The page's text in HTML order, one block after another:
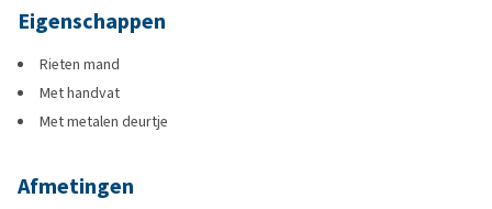
Eigenschappen
Rieten mand
Met handvat
Met metalen deurtje
Afmetingen